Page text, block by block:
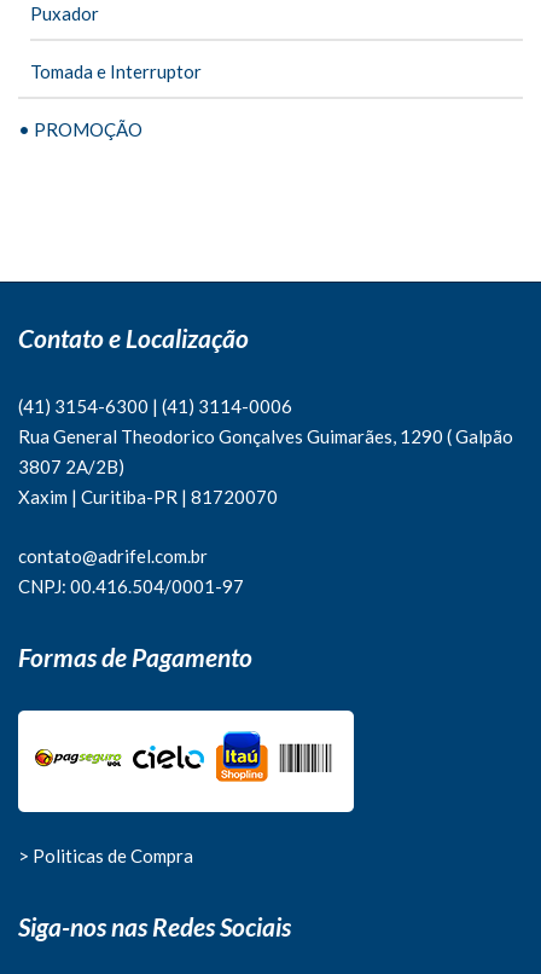
Puxador
Tomada e Interruptor
• PROMOÇÃO
Contato e Localização
(41) 3154-6300 | (41) 3114-0006
Rua General Theodorico Gonçalves Guimarães, 1290 ( Galpão
3807 2A/2B)
Xaxim | Curitiba-PR | 81720070
contato@adrifel.com.br
CNPJ: 00.416.504/0001-97
Formas de Pagamento
> Politicas de Compra
Siga-nos nas Redes Sociais